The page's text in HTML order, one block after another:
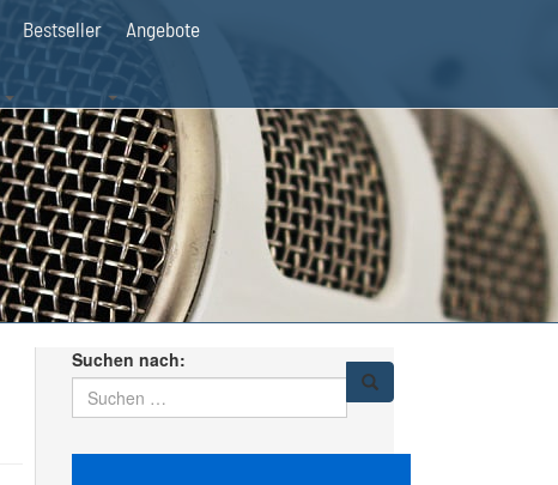
Bestseller Angebote
Suchen nach: